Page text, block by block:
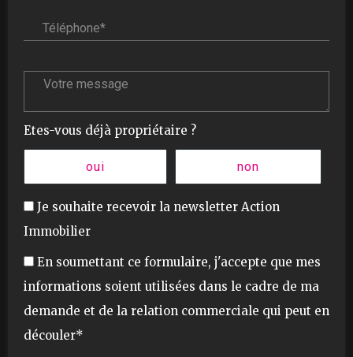
Etes-vous déjà propriétaire ?
oui non
Je souhaite recevoir la newsletter Action
Immobilier
En soumettant ce formulaire, j'accepte que mes
informations soient utilisées dans le cadre de ma
demande et de la relation commerciale qui peut en
découler*